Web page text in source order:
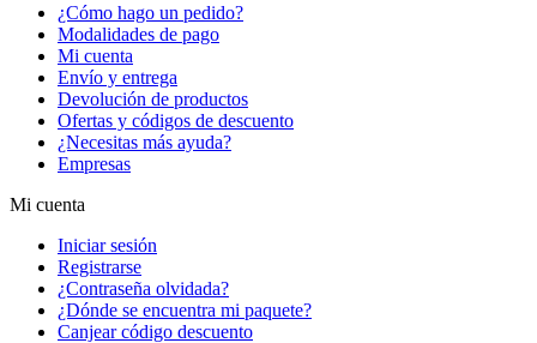
¿Cómo hago un pedido?
Modalidades de pago
Mi cuenta
Envío y entrega
Devolución de productos
Ofertas y códigos de descuento
¿Necesitas más ayuda?
Empresas
Mi cuenta
Iniciar sesión
Registrarse
¿Contraseña olvidada?
¿Dónde se encuentra mi paquete?
Canjear código descuento